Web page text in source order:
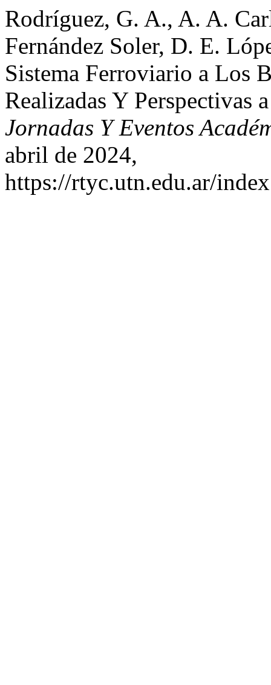
Rodríguez, G. A., A. A.
Fernández Soler, D. E.
Sistema Ferroviario a Los
Realizadas Y Perspectivas
Jornadas Y Eventos
abril de 2024,
https://rtyc.utn.edu.ar/